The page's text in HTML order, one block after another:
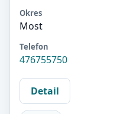
Okres
Most
Telefon
476755750
Detail